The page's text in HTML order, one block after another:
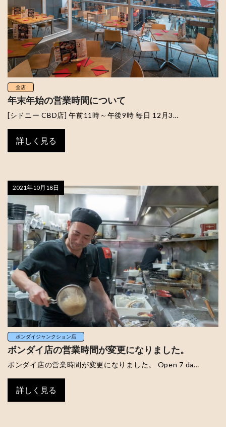
全店
年末年始の営業時間について
[シドニー CBD店] 午前11時～午後9時 毎日 12月3…
詳しく見る
ボンダイジャンクション店
ボンダイ店の営業時間が変更になりました。
ボンダイ店の営業時間が変更になりました。 Open 7 da…
詳しく見る
2021年10月18日